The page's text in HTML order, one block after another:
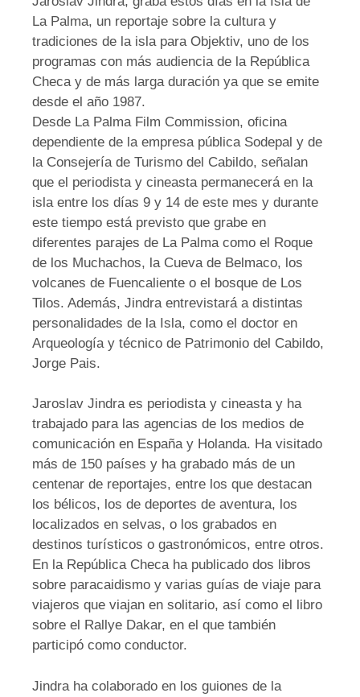
La Palma, un reportaje sobre la cultura y
tradiciones de la isla para Objektiv, uno de los
programas con más audiencia de la República
Checa y de más larga duración ya que se emite
desde el año 1987.
Desde La Palma Film Commission, oficina
dependiente de la empresa pública Sodepal y de
la Consejería de Turismo del Cabildo, señalan
que el periodista y cineasta permanecerá en la
isla entre los días 9 y 14 de este mes y durante
este tiempo está previsto que grabe en
diferentes parajes de La Palma como el Roque
de los Muchachos, la Cueva de Belmaco, los
volcanes de Fuencaliente o el bosque de Los
Tilos. Además, Jindra entrevistará a distintas
personalidades de la Isla, como el doctor en
Arqueología y técnico de Patrimonio del Cabildo,
Jorge Pais.
Jaroslav Jindra es periodista y cineasta y ha
trabajado para las agencias de los medios de
comunicación en España y Holanda. Ha visitado
más de 150 países y ha grabado más de un
centenar de reportajes, entre los que destacan
los bélicos, los de deportes de aventura, los
localizados en selvas, o los grabados en
destinos turísticos o gastronómicos, entre otros.
En la República Checa ha publicado dos libros
sobre paracaidismo y varias guías de viaje para
viajeros que viajan en solitario, así como el libro
sobre el Rallye Dakar, en el que también
participó como conductor.
Jindra ha colaborado en los guiones de la